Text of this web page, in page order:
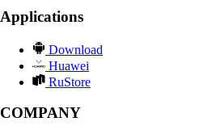
Applications
Download
Huawei
RuStore
COMPANY